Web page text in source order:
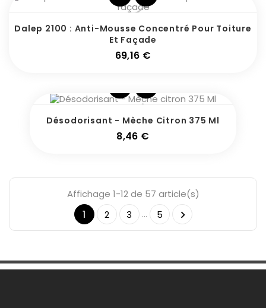
Dalep 2100 : Anti-Mousse Concentré Pour Toiture
Et Façade
69,16 €
Désodorisant - Mèche Citron 375 Ml
8,46 €
Affichage 1-12 de 57 article(s)
1
2 3 … 5 